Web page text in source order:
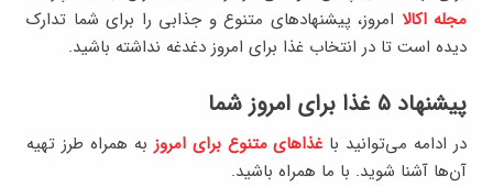
مجله اکالا امروز، پیشنهادهای متنوع و جذابی را برای شما تدارک
دیده است تا در انتخاب غذا برای امروز دغدغه نداشته باشید.
پیشنهاد ۵ غذا برای امروز شما
در ادامه می‌توانید با غذاهای متنوع برای امروز به همراه طرز تهیه
آن‌ها آشنا شوید. با ما همراه باشید.